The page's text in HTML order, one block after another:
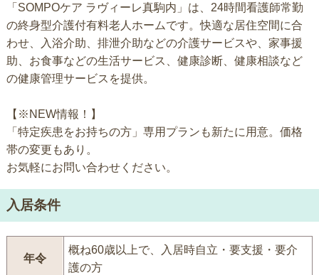
「SOMPOケア ラヴィーレ真駒内」は、24時間看護師常勤
の終身型介護付有料老人ホームです。快適な居住空間に合
わせ、入浴介助、排泄介助などの介護サービスや、家事援
助、お食事などの生活サービス、健康診断、健康相談など
の健康管理サービスを提供。
【※NEW情報！】
「特定疾患をお持ちの方」専用プランも新たに用意。価格
帯の変更もあり。
お気軽にお問い合わせください。
入居条件
年令
概ね60歳以上で、入居時自立・要支援・要介
護の方